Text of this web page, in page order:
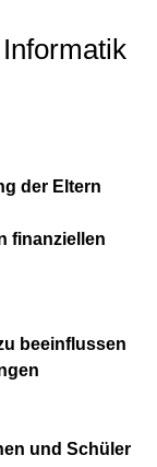
der Eltern
finanziellen
beeinflussen
und Schüler